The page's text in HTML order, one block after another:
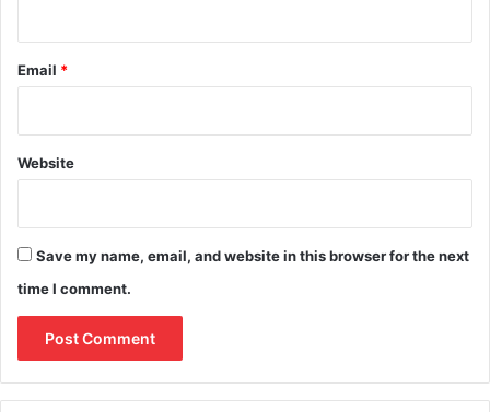
Email *
Website
Save my name, email, and website in this browser for the next
time I comment.